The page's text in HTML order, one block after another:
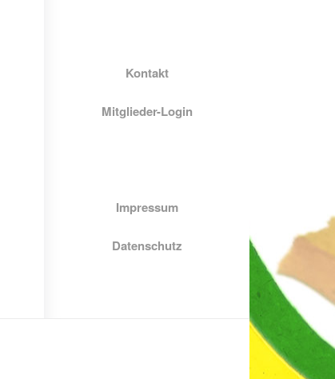
Kontakt
Mitglieder-Login
Impressum
Datenschutz